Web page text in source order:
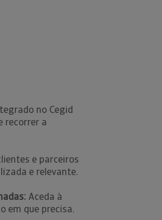
no Cegid
recorrer a
e parceiros
e relevante.
Aceda à
em que precisa.